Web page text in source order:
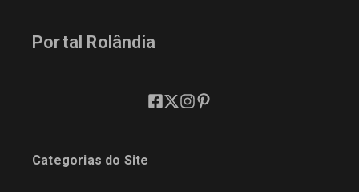
Portal Rolândia
Categorias do Site